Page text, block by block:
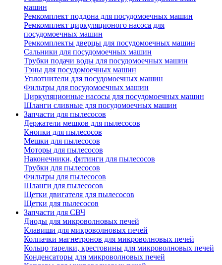
машин
Ремкомплект поддона для посудомоечных машин
Ремкомплект циркуляционого насоса для
посудомоечных машин
Ремкомплекты дверцы для посудомоечных машин
Сальники для посудомоечных машин
Трубки подачи воды для посудомоечных машин
Тэны для посудомоечных машин
Уплотнители для посудомоечных машин
Фильтры для посудомоечных машин
Циркуляционные насосы для посудомоечных машин
Шланги сливные для посудомоечных машин
Запчасти для пылесосов
Держатели мешков для пылесосов
Кнопки для пылесосов
Мешки для пылесосов
Моторы для пылесосов
Наконечники, фитинги для пылесосов
Трубки для пылесосов
Фильтры для пылесосов
Шланги для пылесосов
Щетки двигателя для пылесосов
Щетки для пылесосов
Запчасти для СВЧ
Диоды для микроволновых печей
Клавиши для микроволновых печей
Колпачки магнетронов для микроволновых печей
Кольцо тарелки, крестовины для микроволновых печей
Конденсаторы для микроволновых печей